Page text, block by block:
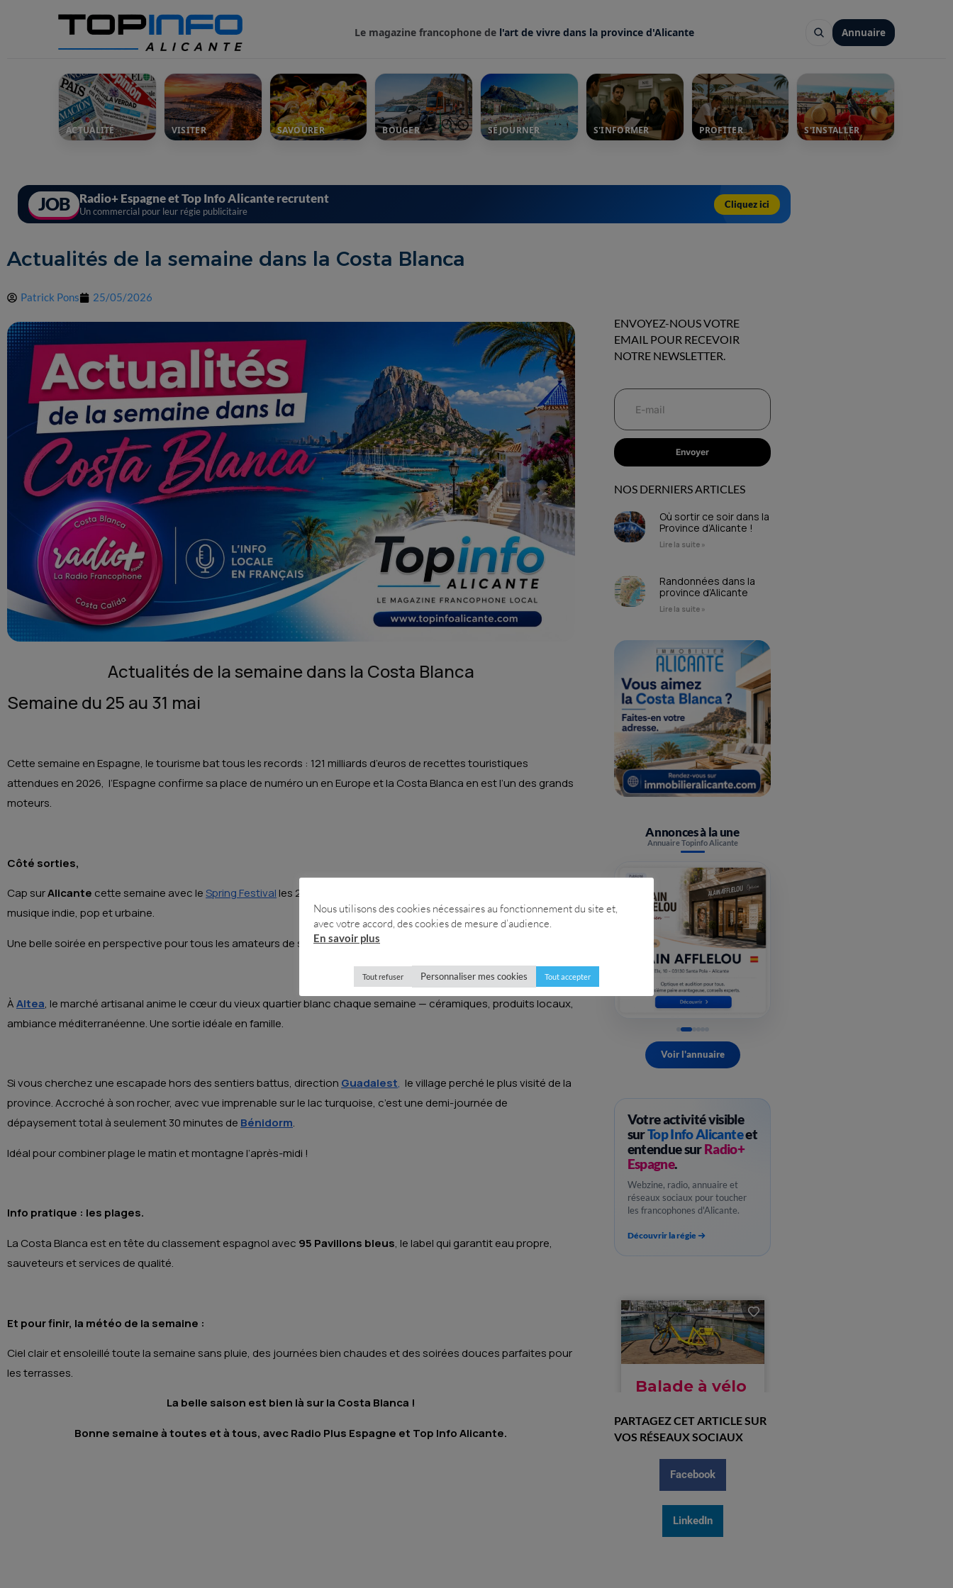
Le magazine francophone de l'art de vivre dans la province d'Alicante Annuaire
ACTUALITÉ VISITER SAVOURER BOUGER SÉJOURNER S'INFORMER PROFITER S'INSTALLER
JOB Radio+ Espagne et Top Info Alicante recrutent
Un commercial pour leur régie publicitaire
Cliquez ici
Actualités de la semaine dans la Costa Blanca
Patrick Pons 25/05/2026
Actualités de la semaine dans la Costa Blanca
Semaine du 25 au 31 mai
Cette semaine en Espagne, le tourisme bat tous les records : 121 milliards d’euros de recettes touristiques
attendues en 2026, l’Espagne confirme sa place de numéro un en Europe et la Costa Blanca en est l’un des grands
moteurs.
Côté sorties,
Cap surAlicante cette semaine avec leSpring Festival les 27 et 28 mai au Multiespacio Rabasa, deux jours de
musique indie, pop et urbaine.
Une belle soirée en perspective pour tous les amateurs de scène live.
ÀAltea, le marché artisanal anime le cœur du vieux quartier blanc chaque semaine — céramiques, produits locaux,
ambiance méditerranéenne. Une sortie idéale en famille.
Si vous cherchez une escapade hors des sentiers battus, direction Guadalest, le village perché le plus visité de la
province. Accroché à son rocher, avec vue imprenable sur le lac turquoise, c’est une demi-journée de
dépaysement total à seulement 30 minutes de Bénidorm.
Idéal pour combiner plage le matin et montagne l’après-midi !
Info pratique : les plages.
La Costa Blanca est en tête du classement espagnol avec 95 Pavillons bleus, le label qui garantit eau propre,
sauveteurs et services de qualité.
Et pour finir, la météo de la semaine :
Ciel clair et ensoleillé toute la semaine sans pluie, des journées bien chaudes et des soirées douces parfaites pour
les terrasses.
La belle saison est bien là sur la Costa Blanca !
Bonne semaine à toutes et à tous, avec Radio Plus Espagne et Top Info Alicante.
ENVOYEZ-NOUS VOTRE
EMAIL POUR RECEVOIR
NOTRE NEWSLETTER.
Envoyer
NOS DERNIERS ARTICLES
Où sortir ce soir dans la
Province d’Alicante !
Lire la suite »
Randonnées dans la
province d’Alicante
Lire la suite »
Annonces à la une
Annuaire Topinfo Alicante
Voir l'annuaire
Votre activité visible
surTop Info Alicanteet
entendue surRadio+
Espagne.
Webzine, radio, annuaire et
réseaux sociaux pour toucher
les francophones d'Alicante.
Découvrir la régie
PARTAGEZ CET ARTICLE SUR
VOS RÉSEAUX SOCIAUX
Facebook
LinkedIn
Nous utilisons des cookies nécessaires au fonctionnement du site et,
avec votre accord, des cookies de mesure d’audience.
En savoir plus
Tout refuser Personnaliser mes cookies Tout accepter